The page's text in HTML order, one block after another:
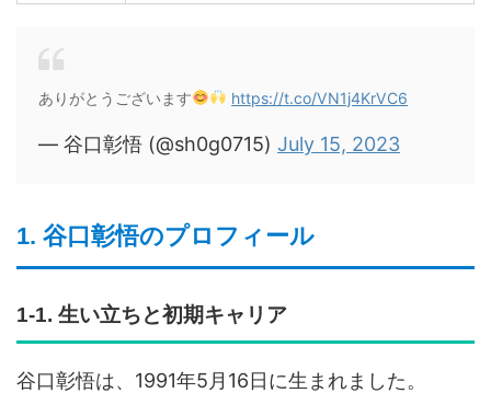
ありがとうございます https://t.co/VN1j4KrVC6
— 谷口彰悟 (@sh0g0715) July 15, 2023
1. 谷口彰悟のプロフィール
1-1. 生い立ちと初期キャリア
谷口彰悟は、1991年5月16日に生まれました。